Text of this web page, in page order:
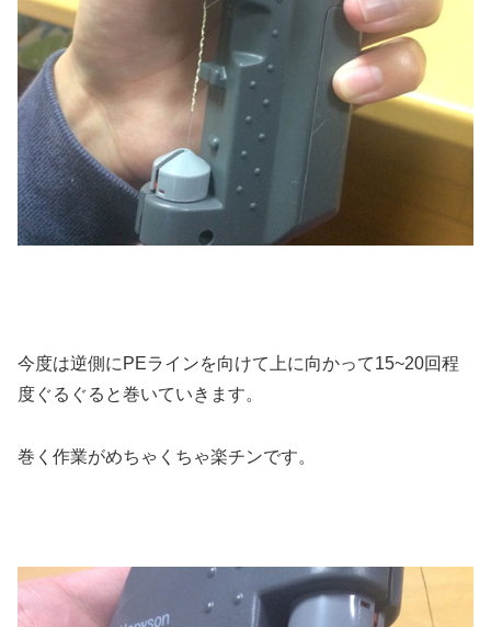
今度は逆側にPEラインを向けて上に向かって15~20回程
度ぐるぐると巻いていきます。
巻く作業がめちゃくちゃ楽チンです。